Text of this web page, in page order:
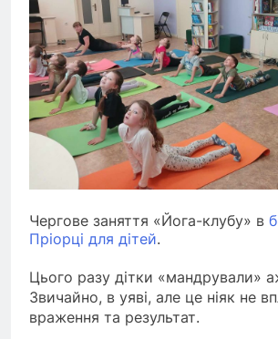
Чергове заняття «Йога-клубу» в
Пріорці для дітей.
Цього разу дітки «мандрували»
Звичайно, в уяві, але це ніяк не
враження та результат.